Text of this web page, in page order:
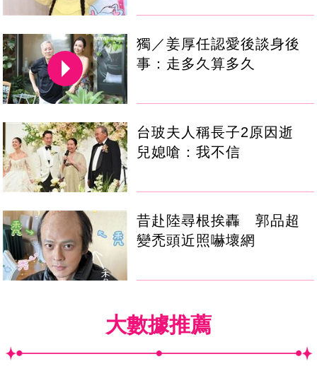
獨／姜厚任認愛後談身後
事：走多久算多久
台玻夫人稱長子2原因逝
兒媳嗆：我不信
昔赴陸尋根挨轟 郭品超
變禿頭近照嚇壞網
大數據推薦